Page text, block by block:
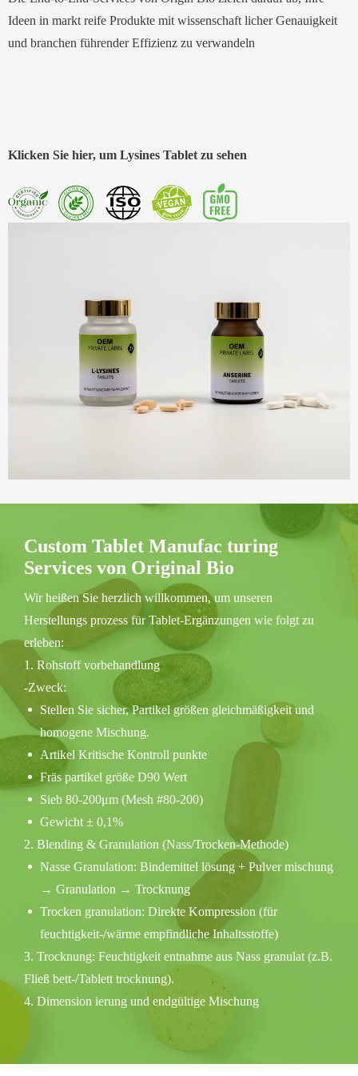
Ideen in markt reife Produkte mit wissenschaft licher Genauigkeit
und branchen führender Effizienz zu verwandeln
Klicken Sie hier, um Lysines Tablet zu sehen
Custom Tablet Manufac turing
Services von Original Bio
Wir heißen Sie herzlich willkommen, um unseren
Herstellungs prozess für Tablet-Ergänzungen wie folgt zu
erleben:
1. Rohstoff vorbehandlung
-Zweck:
Stellen Sie sicher, Partikel größen gleichmäßigkeit und
homogene Mischung.
Artikel Kritische Kontroll punkte
Fräs partikel größe D90 Wert
Sieb 80-200μm (Mesh #80-200)
Gewicht ± 0,1%
2. Blending & Granulation (Nass/Trocken-Methode)
Nasse Granulation: Bindemittel lösung + Pulver mischung
→ Granulation → Trocknung
Trocken granulation: Direkte Kompression (für
feuchtigkeit-/wärme empfindliche Inhaltsstoffe)
3. Trocknung: Feuchtigkeit entnahme aus Nass granulat (z.B.
Fließ bett-/Tablett trocknung).
4. Dimension ierung und endgültige Mischung
5. Kompression: Granulat zu Tabletten mit spezifizierter
Härte und Abmessungen (Rotations presse) formen.
6. Beschichtung (optional): Zucker/Film/enter ische